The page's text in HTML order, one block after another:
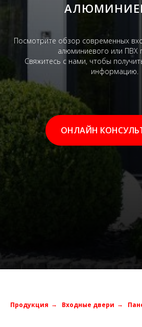
Посмотрите обзор современных
алюминиевого или ПВХ
Свяжитесь с нами, чтобы
информацию.
ОНЛАЙН
Продукция → Входные двери →